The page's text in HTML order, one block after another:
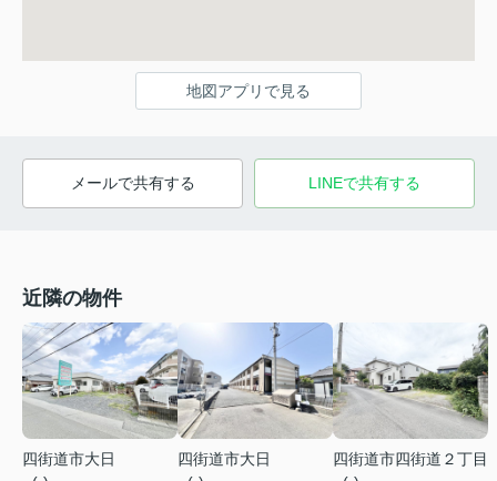
地図アプリで見る
メールで共有する LINEで共有する
近隣の物件
四街道市大日
四街道市大日
四街道市四街道２丁目